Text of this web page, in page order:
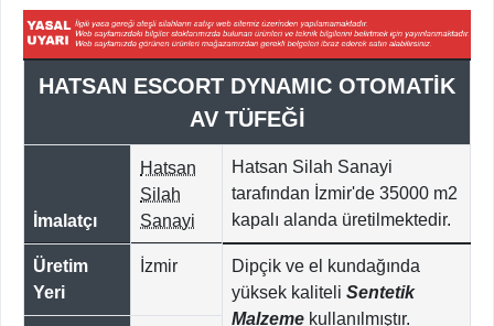
HATSAN ESCORT DYNAMIC OTOMATİK
AV TÜFEĞİ
İmalatçı
Hatsan
Silah
Sanayi
Hatsan Silah Sanayi
tarafından İzmir'de 35000 m2
kapalı alanda üretilmektedir.
Üretim
Yeri
İzmir
Dipçik ve el kundağında
yüksek kaliteli Sentetik
Malzeme kullanılmıştır.